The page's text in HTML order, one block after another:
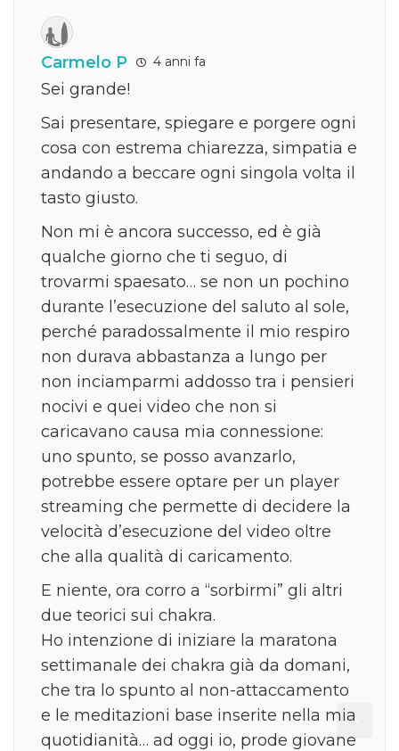
Carmelo P 4 anni fa
Sei grande!
Sai presentare, spiegare e porgere ogni
cosa con estrema chiarezza, simpatia e
andando a beccare ogni singola volta il
tasto giusto.
Non mi è ancora successo, ed è già
qualche giorno che ti seguo, di
trovarmi spaesato… se non un pochino
durante l’esecuzione del saluto al sole,
perché paradossalmente il mio respiro
non durava abbastanza a lungo per
non inciamparmi addosso tra i pensieri
nocivi e quei video che non si
caricavano causa mia connessione:
uno spunto, se posso avanzarlo,
potrebbe essere optare per un player
streaming che permette di decidere la
velocità d’esecuzione del video oltre
che alla qualità di caricamento.
E niente, ora corro a “sorbirmi” gli altri
due teorici sui chakra.
Ho intenzione di iniziare la maratona
settimanale dei chakra già da domani,
che tra lo spunto al non-attaccamento
e le meditazioni base inserite nella mia
quotidianità… ad oggi io, prode giovane